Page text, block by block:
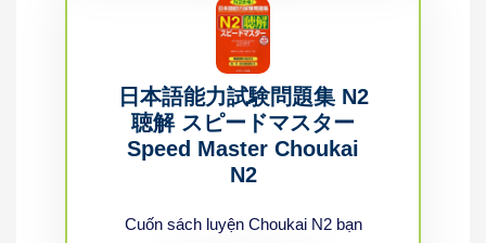
日本語能力試験問題集 N2
聴解 スピードマスター
Speed Master Choukai
N2
Cuốn sách luyện Choukai N2 bạn